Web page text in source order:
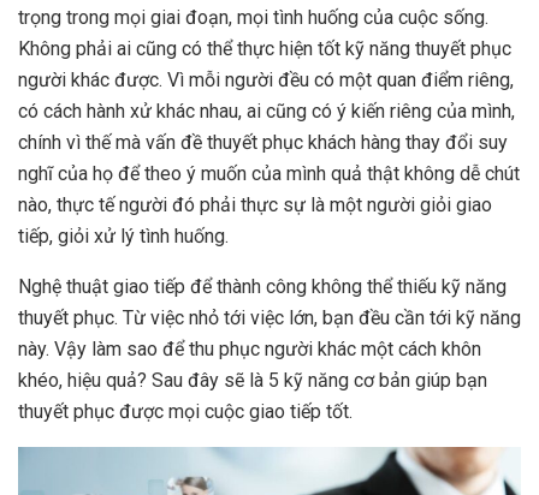
trọng trong mọi giai đoạn, mọi tình huống của cuộc sống.
Không phải ai cũng có thể thực hiện tốt kỹ năng thuyết phục
người khác được. Vì mỗi người đều có một quan điểm riêng,
có cách hành xử khác nhau, ai cũng có ý kiến riêng của mình,
chính vì thế mà vấn đề thuyết phục khách hàng thay đổi suy
nghĩ của họ để theo ý muốn của mình quả thật không dễ chút
nào, thực tế người đó phải thực sự là một người giỏi giao
tiếp, giỏi xử lý tình huống.
Nghệ thuật giao tiếp để thành công không thể thiếu kỹ năng
thuyết phục. Từ việc nhỏ tới việc lớn, bạn đều cần tới kỹ năng
này. Vậy làm sao để thu phục người khác một cách khôn
khéo, hiệu quả? Sau đây sẽ là 5 kỹ năng cơ bản giúp bạn
thuyết phục được mọi cuộc giao tiếp tốt.